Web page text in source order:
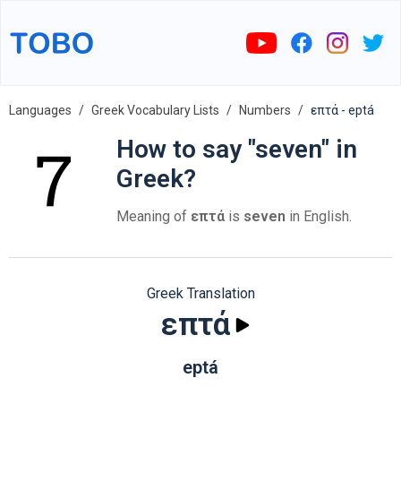
Languages Greek Vocabulary Lists Numbers επτά - eptá
How to say "seven" in
Greek?
Meaning of επτά is seven in English.
Greek Translation
επτά
eptá